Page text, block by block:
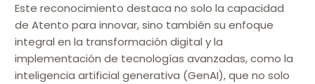
Este reconocimiento destaca no solo la capacidad
de Atento para innovar, sino también su enfoque
integral en la transformación digital y la
implementación de tecnologías avanzadas, como la
inteligencia artificial generativa (GenAI), que no solo